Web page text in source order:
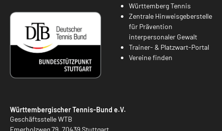
Württemberg Tennis
Zentrale Hinweisgeberstelle
für Prävention
interpersonaler Gewalt
Trainer- & Platzwart-Portal
Vereine finden
Württembergischer Tennis-Bund e.V.
Geschäftsstelle WTB
Emerholzweg 79, 70439 Stuttgart